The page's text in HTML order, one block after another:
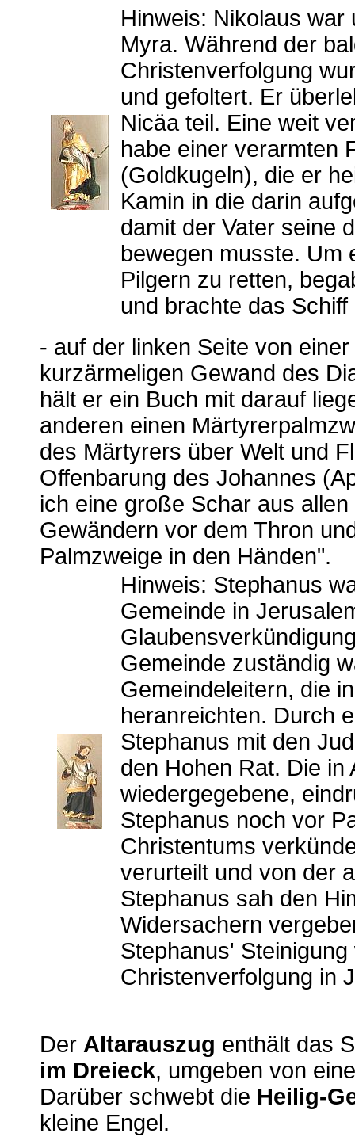
Hinweis: Nikolaus
Myra. Während der
Christenverfolgung
und gefoltert. Er
Nicäa teil. Eine weit
habe einer verarmten
(Goldkugeln), die er
Kamin in die darin
damit der Vater seine
bewegen musste. Um
Pilgern zu retten,
und brachte das
- auf der linken Seite von
kurzärmeligen Gewand des
hält er ein Buch mit darauf
anderen einen
des Märtyrers über Welt und
Offenbarung des Johannes
ich eine große Schar aus
Gewändern vor dem Thron
Palmzweige in den Händen".
Hinweis: Stephanus
Gemeinde in
Gemeinde zuständig
Gemeindeleitern, die
heranreichten. Durch
Stephanus mit den
den Hohen Rat. Die
wiedergegebene,
Stephanus noch vor
Christentums
verurteilt und von der
Stephanus sah den
Widersachern
Stephanus'
Christenverfolgung in
Der Altarauszug enthält das
im Dreieck, umgeben von
Darüber schwebt die Heilig-
kleine Engel.